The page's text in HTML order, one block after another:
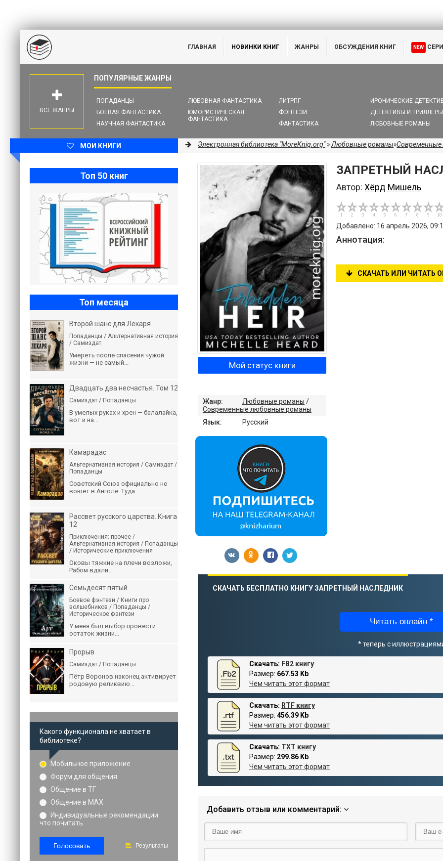
ГЛАВНАЯ НОВИНКИ КНИГ ЖАНРЫ ОБСУЖДЕНИЯ КНИГ NEW
ПОПАДАНЦЫ
БОЕВАЯ ФАНТАСТИКА
НАУЧНАЯ ФАНТАСТИКА
ЛЮБОВНАЯ ФАНТАСТИКА
ЮМОРИСТИЧЕСКАЯ
ФАНТАСТИКА
ЛИТРПГ
ФЭНТЕЗИ
ФАНТАСТИКА
ИРОНИЧЕСКИЕ
ДЕТЕКТИВЫ И ТРИЛЛЕРЫ
ЛЮБОВНЫЕ РОМАНЫ
ВСЕ ЖАНРЫ
МОИ КНИГИ Электронная библиотека "MoreKnig.org"»Любовные романы»
ЗАПРЕТНЫЙ
Автор: Хёрд Мишель
Добавлено: 16 апрель 2026,
Аннотация:
СКАЧАТЬ ИЛИ ЧИТАТЬ
Мой статус книги
Жанр: Любовные романы /
Современные любовные романы
Язык:
Русский
СКАЧАТЬ БЕСПЛАТНО КНИГУ ЗАПРЕТНЫЙ НАСЛЕДНИК
Читать онлайн *
* теперь с
Скачать: FB2 книгу
Размер: 667.53 Kb
Чем читать этот формат
Скачать: RTF книгу
Размер: 456.39 Kb
Чем читать этот формат
Скачать: TXT книгу
Размер: 299.86 Kb
Чем читать этот формат
Добавить отзыв или комментарий:
Топ 50 книг
Топ месяца
Второй шанс для Лекаря
Попаданцы / Альтернативная история
/ Самиздат
Умереть после спасения чужой
жизни — не самый...
Двадцать два несчастья. Том 12
Самиздат / Попаданцы
В умелых руках и хрен — балалайка,
вот и на...
Камарадас
Альтернативная история / Самиздат /
Попаданцы
Советский Союз официально не
воюет в Анголе. Туда...
Рассвет русского царства. Книга
12
Приключения: прочее /
Альтернативная история / Попаданцы
/ Исторические приключения
Оковы тяжкие на плечи возложи,
Рабом вдали...
Семьдесят пятый
Боевое фэнтези / Книги про
волшебников / Попаданцы /
Историческое фэнтези
У меня был выбор провести
остаток жизни...
Прорыв
Самиздат / Попаданцы
Пётр Воронов наконец активирует
родовую реликвию...
Какого функционала не хватает в
библиотеке?
Мобильное приложение
Форум для общения
Общение в ТГ
Общение в MAX
Индивидуальные рекомендации
что почитать
Голосовать Результаты